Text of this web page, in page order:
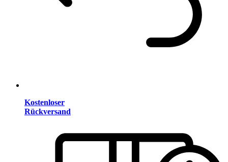
Kostenloser
Rückversand